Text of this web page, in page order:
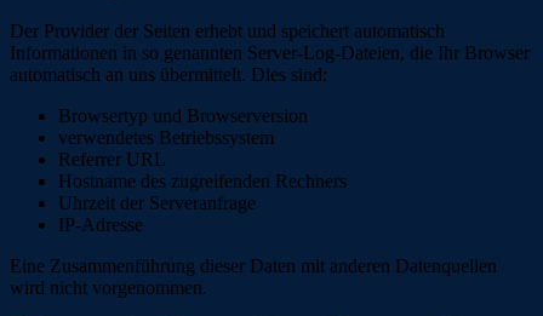
Der Provider der Seiten erhebt und speichert automatisch
Informationen in so genannten Server-Log-Dateien, die Ihr Browser
automatisch an uns übermittelt. Dies sind:
Browsertyp und Browserversion
verwendetes Betriebssystem
Referrer URL
Hostname des zugreifenden Rechners
Uhrzeit der Serveranfrage
IP-Adresse
Eine Zusammenführung dieser Daten mit anderen Datenquellen
wird nicht vorgenommen.